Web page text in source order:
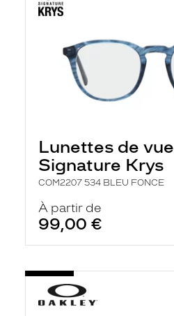
Lunettes de vue
Signature Krys
COM2207 534 BLEU FONCE
À partir de
99,00 €